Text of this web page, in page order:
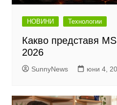
НОВИНИ Технологии
Какво представя
2026
SunnyNews юни 4,